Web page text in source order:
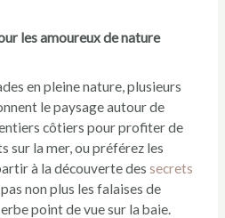
les amoureux de nature
en pleine nature, plusieurs
le paysage autour de
côtiers pour profiter de
sur la mer, ou préférez les
à la découverte des secrets
non plus les falaises de
point de vue sur la baie.